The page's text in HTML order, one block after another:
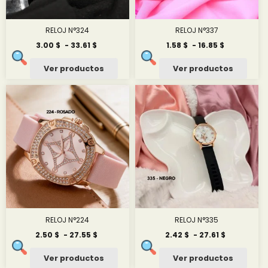
RELOJ N°324
3.00 $ - 33.61 $
desde
33.61 $
Ver productos
RELOJ N°337
1.58 $ - 16.85 $
desde
1.58 $
hasta
16.85 $
Ver productos
RELOJ N°224
2.50 $ - 27.55 $
desde
Ver productos
RELOJ N°335
2.42 $ - 27.61 $
desde
Ver productos